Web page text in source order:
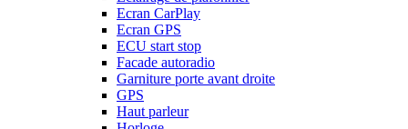
Ecran CarPlay
Ecran GPS
ECU start stop
Facade autoradio
Garniture porte avant droite
GPS
Haut parleur